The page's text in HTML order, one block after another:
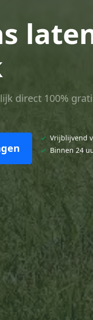
direct 100%
✓ Vrijblijvend
✓ Binnen 24